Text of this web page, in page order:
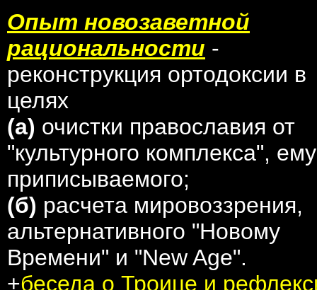
Опыт новозаветной
рациональности -
реконструкция ортодоксии в
целях
(а) очистки православия от
"культурного комплекса", ему
приписываемого;
(б) расчета мировоззрения,
альтернативного "Новому
Времени" и "New Age".
+беседа о Троице и